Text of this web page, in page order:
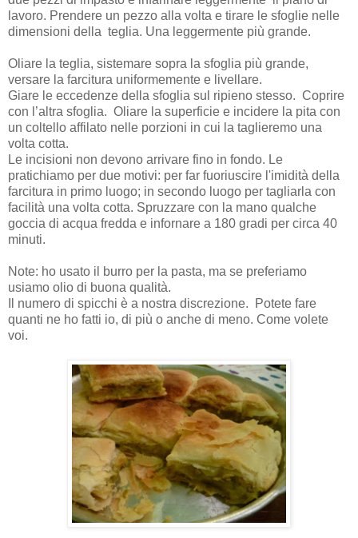
lavoro. Prendere un pezzo alla volta e tirare le sfoglie nelle
dimensioni della teglia. Una leggermente più grande.
Oliare la teglia, sistemare sopra la sfoglia più grande,
versare la farcitura uniformemente e livellare.
Giare le eccedenze della sfoglia sul ripieno stesso. Coprire
con l’altra sfoglia. Oliare la superficie e incidere la pita con
un coltello affilato nelle porzioni in cui la taglieremo una
volta cotta.
Le incisioni non devono arrivare fino in fondo. Le
pratichiamo per due motivi: per far fuoriuscire l'imidità della
farcitura in primo luogo; in secondo luogo per tagliarla con
facilità una volta cotta. Spruzzare con la mano qualche
goccia di acqua fredda e infornare a 180 gradi per circa 40
minuti.
Note: ho usato il burro per la pasta, ma se preferiamo
usiamo olio di buona qualità.
Il numero di spicchi è a nostra discrezione. Potete fare
quanti ne ho fatti io, di più o anche di meno. Come volete
voi.